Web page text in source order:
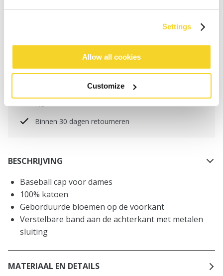
Settings
Allow all cookies
Customize
Bestellingen die op werkdagen vóór 12:00 uur
worden geplaatst, worden dezelfde dag verzonden
NL
Binnen 30 dagen retourneren
BESCHRIJVING
Baseball cap voor dames
100% katoen
Geborduurde bloemen op de voorkant
Verstelbare band aan de achterkant met metalen
sluiting
MATERIAAL EN DETAILS